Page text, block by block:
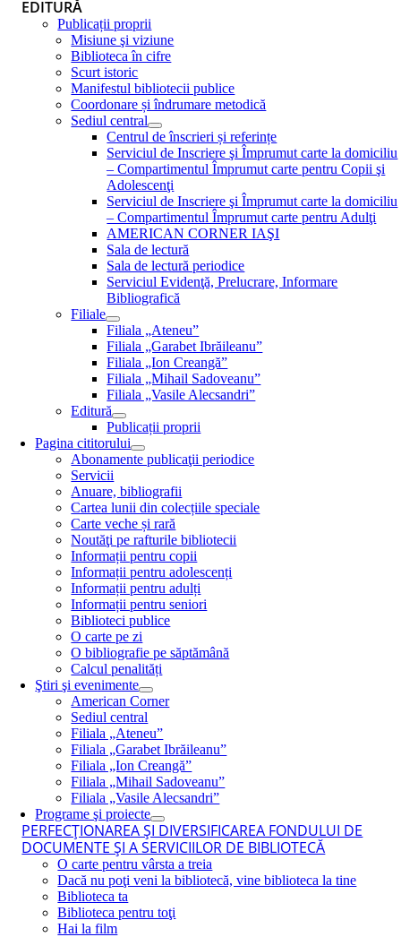
EDITURĂ
Publicații proprii
Misiune şi viziune
Biblioteca în cifre
Scurt istoric
Manifestul bibliotecii publice
Coordonare și îndrumare metodică
Sediul central
Centrul de înscrieri și referințe
Serviciul de Inscriere şi Împrumut carte la domiciliu
– Compartimentul Împrumut carte pentru Copii şi
Adolescenţi
Serviciul de Inscriere şi Împrumut carte la domiciliu
– Compartimentul Împrumut carte pentru Adulţi
AMERICAN CORNER IAŞI
Sala de lectură
Sala de lectură periodice
Serviciul Evidenţă, Prelucrare, Informare
Bibliografică
Filiale
Filiala „Ateneu”
Filiala „Garabet Ibrăileanu”
Filiala „Ion Creangă”
Filiala „Mihail Sadoveanu”
Filiala „Vasile Alecsandri”
Editură
Publicații proprii
Pagina cititorului
Abonamente publicaţii periodice
Servicii
Anuare, bibliografii
Cartea lunii din colecțiile speciale
Carte veche și rară
Noutăţi pe rafturile bibliotecii
Informații pentru copii
Informații pentru adolescenți
Informații pentru adulți
Informații pentru seniori
Biblioteci publice
O carte pe zi
O bibliografie pe săptămână
Calcul penalități
Ştiri şi evenimente
American Corner
Sediul central
Filiala „Ateneu”
Filiala „Garabet Ibrăileanu”
Filiala „Ion Creangă”
Filiala „Mihail Sadoveanu”
Filiala „Vasile Alecsandri”
Programe şi proiecte
PERFECŢIONAREA ŞI DIVERSIFICAREA FONDULUI DE
DOCUMENTE ŞI A SERVICIILOR DE BIBLIOTECĂ
O carte pentru vârsta a treia
Dacă nu poţi veni la bibliotecă, vine biblioteca la tine
Biblioteca ta
Biblioteca pentru toţi
Hai la film